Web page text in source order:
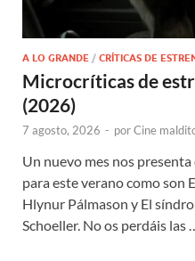
A LO GRANDE / CRÍTICAS DE
Microcríticas de
(2026)
7 agosto, 2026 - porCine
Un nuevo mes nos
para este verano como son
Hlynur Pálmason y El
Schoeller. No os perdáis las …